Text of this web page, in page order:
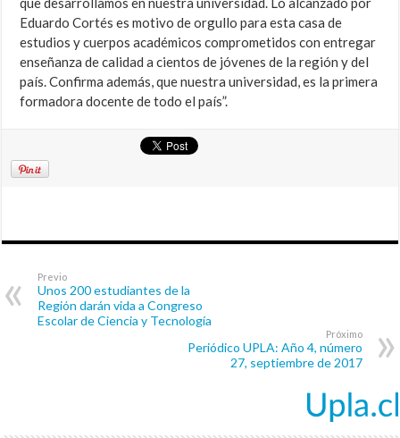
Eduardo Cortés es motivo de orgullo para esta casa de
estudios y cuerpos académicos comprometidos con entregar
enseñanza de calidad a cientos de jóvenes de la región y del
país. Confirma además, que nuestra universidad, es la primera
formadora docente de todo el país”.
Previo
Unos 200 estudiantes de la
Región darán vida a Congreso
Escolar de Ciencia y Tecnología
Próximo
Periódico UPLA: Año 4, número
27, septiembre de 2017